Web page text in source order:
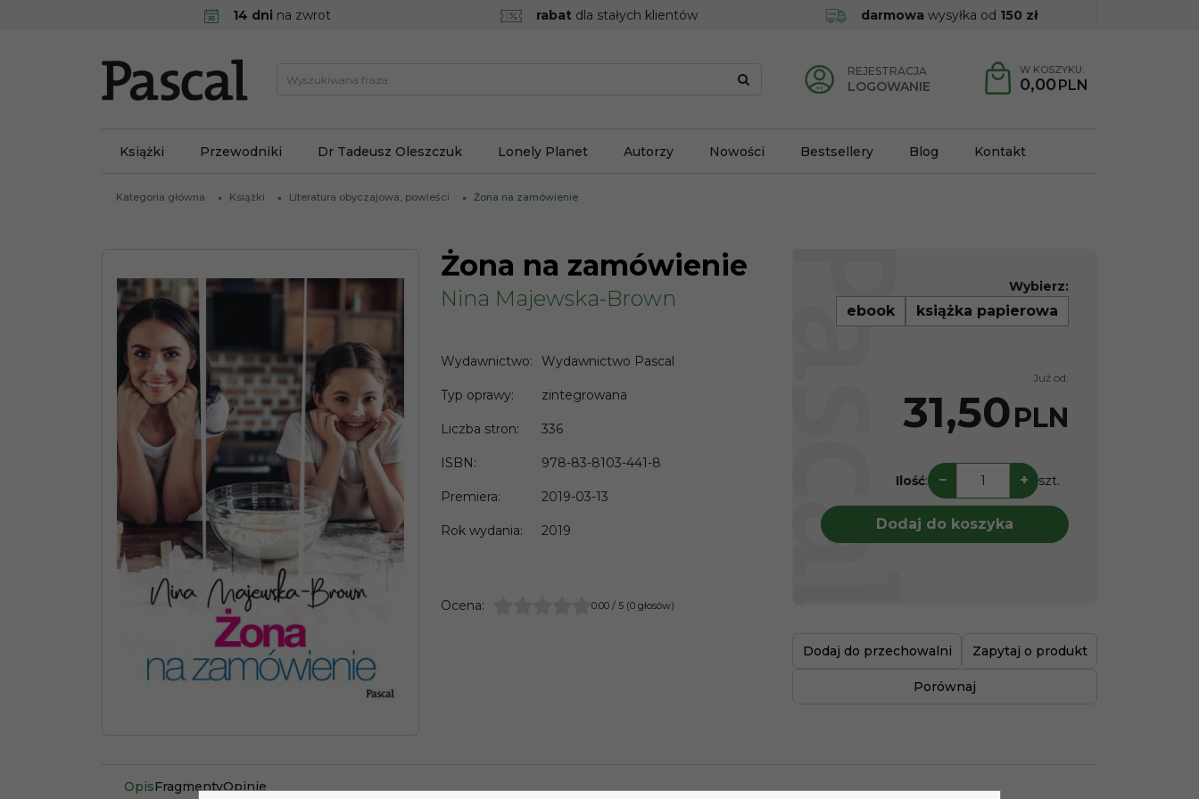
14 dni na zwrot rabat dla stałych klientów darmowa wysyłka od 150 zł
REJESTRACJA
LOGOWANIE
W KOSZYKU:
0,00 PLN
Książki Przewodniki Dr Tadeusz Oleszczuk Lonely Planet Autorzy Nowości Bestsellery Blog Kontakt
Kategoria główna Książki Literatura obyczajowa, powieści Żona na zamówienie
Żona na zamówienie
Nina Majewska-Brown
Wydawnictwo: Wydawnictwo Pascal
Typ oprawy: zintegrowana
Liczba stron: 336
ISBN: 978-83-8103-441-8
Premiera: 2019-03-13
Rok wydania: 2019
Ocena: 0.00 / 5 (0 głosów)
Wybierz:
ebook książka papierowa
Już od:
31,50PLN
Ilość: − + szt.
Dodaj do koszyka
Dodaj do przechowalni Zapytaj o produkt
Porównaj
OpisFragmentyOpinie